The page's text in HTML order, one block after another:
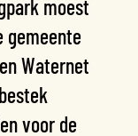
moest
gemeente
Waternet
voor de